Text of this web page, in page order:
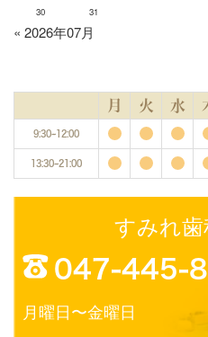
30
31
« 2026年07月
月 火 水
9:30~12:00
13:30~21:00
すみれ
047-445-
月曜日〜金曜日